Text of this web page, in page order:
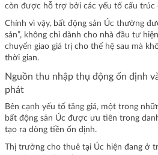
còn được hỗ trợ bởi các yếu tố cấu trúc
Chính vì vậy, bất động sản Úc thường
sản”, không chỉ dành cho nhà đầu tư
chuyển giao giá trị cho thế hệ sau mà
thời gian.
Nguồn thu nhập thụ động ổn định
phát
Bên cạnh yếu tố tăng giá, một trong
bất động sản Úc được ưu tiên trong
tạo ra dòng tiền ổn định.
Thị trường cho thuê tại Úc hiện đang ở